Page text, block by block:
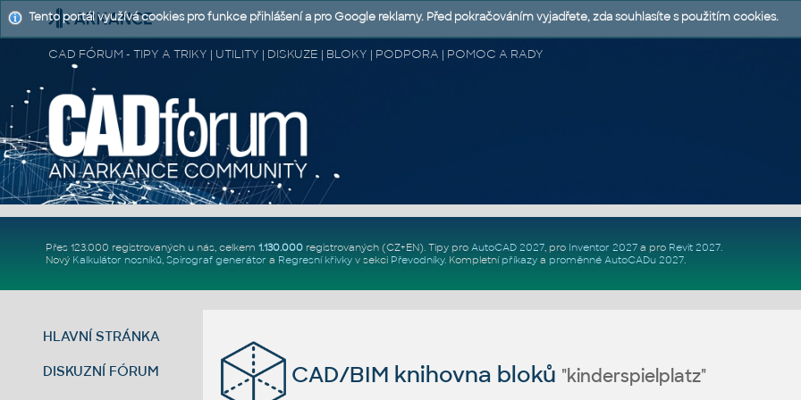
CAD FÓRUM - TIPY A TRIKY | UTILITY | DISKUZE | BLOKY | PODPORA | POMOC A RADY
Přes 123.000 registrovaných u nás, celkem 1.130.000registrovaných (CZ+EN). Tipy pro AutoCAD 2027, pro Inventor 2027a pro Revit 2027.
Nový Kalkulátor nosníků, Spirograf generátor a Regresní křivkyv sekci Převodníky. Kompletní příkazya proměnné AutoCADu 2027.
HLAVNÍ STRÁNKA
DISKUZNÍ FÓRUM CAD/BIM knihovna bloků "kinderspielplatz"
Tento portál využívá cookies pro funkce přihlášení a pro Google reklamy. Před pokračováním vyjadřete, zda souhlasíte s použitím cookies.